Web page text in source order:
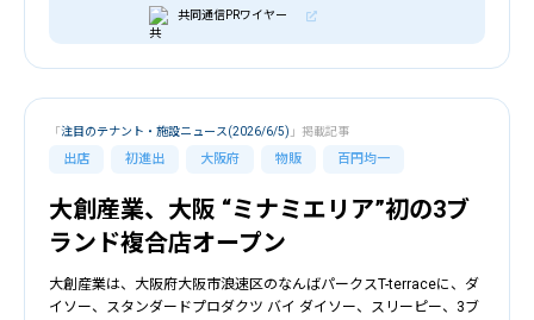
チャンホンポ ららぽーとエキスポシティ店内に、ママ・パ
パがお子さまと安心して過...
共同通信PRワイヤー
出店 初進出 大阪府 物販 百円均一
「注目のテナント・施設ニュース(2026/6/5) 」掲載記事
大創産業、大阪 “ミナミエリア”初の3ブ
ランド複合店オープン
大創産業は、大阪府大阪市浪速区のなんばパークスT-terraceに、ダ
イソー、スタンダードプロダクツ バイ ダイソー、スリーピー、3ブ